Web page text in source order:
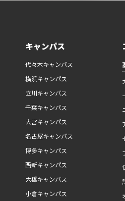
キャンパス
代々木キャンパス
横浜キャンパス
立川キャンパス
千葉キャンパス
大宮キャンパス
名古屋キャンパス
博多キャンパス
西新キャンパス
大橋キャンパス
小倉キャンパス